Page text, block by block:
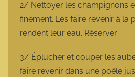
2/ Nettoyer les champignons
finement. Les faire revenir à la
rendent leur eau. Réserver.
3/ Éplucher et couper les
faire revenir dans une poêle